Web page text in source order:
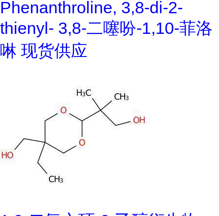
Phenanthroline, 3,8-di-2-
thienyl- 3,8-二噻吩-1,10-菲洛
啉 现货供应